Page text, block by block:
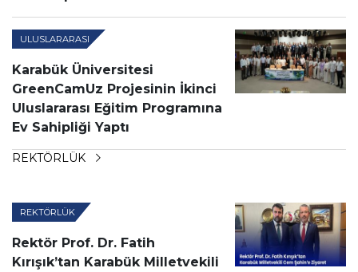
ULUSLARARASI
Karabük Üniversitesi
GreenCamUz Projesinin İkinci
Uluslararası Eğitim Programına
Ev Sahipliği Yaptı
REKTÖRLÜK
REKTÖRLÜK
Rektör Prof. Dr. Fatih
Kırışık’tan Karabük Milletvekili